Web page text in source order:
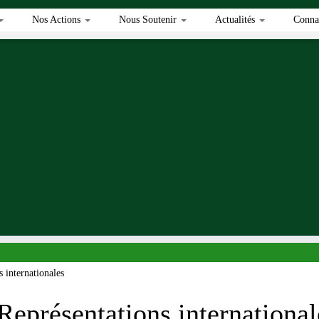
Nos Actions Nous Soutenir Actualités
internationales